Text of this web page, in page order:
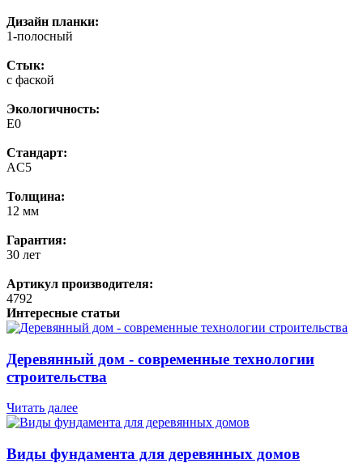
Дизайн планки:
1-полосный
Стык:
с фаской
Экологичность:
E0
Стандарт:
AC5
Толщина:
12 мм
Гарантия:
30 лет
Артикул производителя:
4792
Интересные статьи
Деревянный дом - современные технологии
строительства
Читать далее
Виды фундамента для деревянных домов